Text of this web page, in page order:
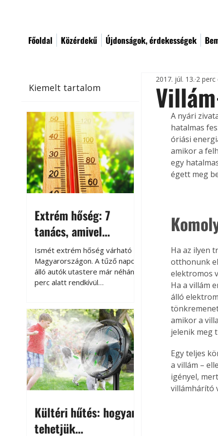
Főoldal Közérdekű Újdonságok, érdekességek
Kiemelt tartalom
Extrém hőség: 7
tanács, amivel
megóvhatjuk
autónkat a nyári
károktól
Ismét extrém hőség várható
Magyarországon. A tűző napon
álló autók utastere már néhány
perc alatt rendkívül
megközelítheti. Ez nemcsak a
beszállást teszi kellemetlenné,
hanem az autó állapotára és a
benne hagyott tárgyakra is
káros hatással lehet. Néhány
egyszerű óvintézkedéssel
azonban jelentősen
csökkenthetjük a hőség káros
Kültéri hűtés: hogyan
tehetjük
2017. júl. 13. 2 perc
A nyári
hatalmas
óriási
amikor a
egy
égett meg
Ha az ilyen
otthonunk
elektromos
Ha a villám
álló
amikor a
jelenik meg
Egy teljes
a villám –
igényel,
villámhárító